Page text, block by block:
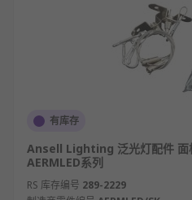
有库存
Ansell Lighting 泛光灯配件 面
AERMLED系列
RS 库存编号 289-2229